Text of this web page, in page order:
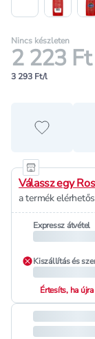
Nincs készleten
2 223 Ft
3 293 Ft/l
Válassz egy
a termék
Expressz átvétel
Kiszállítás és
Értesíts, ha